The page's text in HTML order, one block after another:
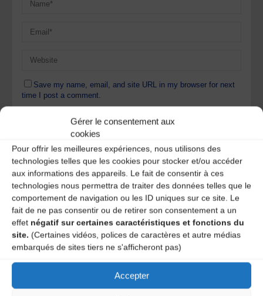
Gérer le consentement aux
cookies
Pour offrir les meilleures expériences, nous utilisons des
technologies telles que les cookies pour stocker et/ou accéder
aux informations des appareils. Le fait de consentir à ces
technologies nous permettra de traiter des données telles que le
comportement de navigation ou les ID uniques sur ce site. Le
fait de ne pas consentir ou de retirer son consentement a un
effet négatif sur certaines caractéristiques et fonctions du
site. (Certaines vidéos, polices de caractères et autre médias
embarqués de sites tiers ne s'afficheront pas)
Accepter
Save my name, email, and site URL in my browser for next
time I post a comment.
Ce site utilise Akismet pour réduire les indésirables.
savoir plus sur la façon dont les données de vos
commentaires sont traitées.